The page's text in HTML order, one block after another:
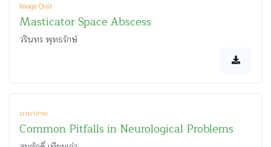
Image Quiz
Masticator Space Abscess
วรินทร พุทธรักษ์
นานาสาระ
Common Pitfalls in Neurological Problems